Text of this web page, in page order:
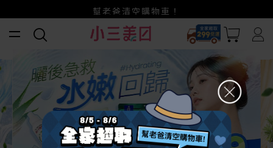
賺美幣~換好禮~立即換GO~
小三美日x全支付~美幣+全點折上折超划算
幫老爸清空購物車！
全家超取299免運